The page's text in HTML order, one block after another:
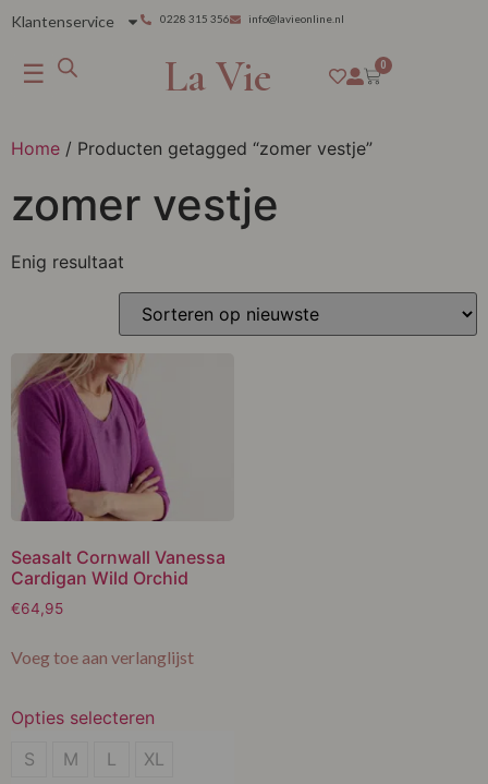
Klantenservice 0228 315 356 info@lavieonline.nl
☰ La Vie 0
Home / Producten getagged “zomer vestje”
zomer vestje
Enig resultaat
Seasalt Cornwall Vanessa
Cardigan Wild Orchid
€64,95
Voeg toe aan verlanglijst
Opties selecteren
S
S M L XL